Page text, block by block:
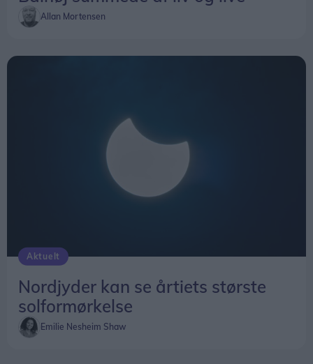
Allan Mortensen
Aktuelt
Nordjyder kan se årtiets største
solformørkelse
Emilie Nesheim Shaw